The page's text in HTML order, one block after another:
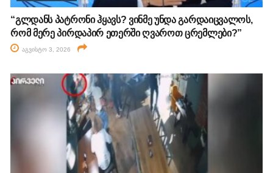
“გლდანს პატრონი ჰყავს? ვინმე უნდა გარდაიცვალოს,
რომ მერე პირდაპირ ეთერში ღვაროთ ცრემლები?”
აგვისტო 3, 2026